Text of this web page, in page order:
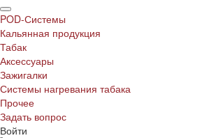
POD-Системы
Кальянная продукция
Табак
Аксессуары
Зажигалки
Системы нагревания табака
Прочее
Задать вопрос
Войти